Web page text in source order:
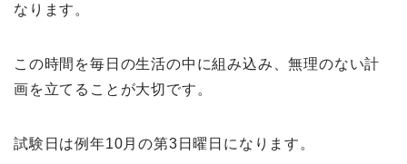
なります。
この時間を毎日の生活の中に組み込み、無理のない計
画を立てることが大切です。
試験日は例年10月の第3日曜日になります。